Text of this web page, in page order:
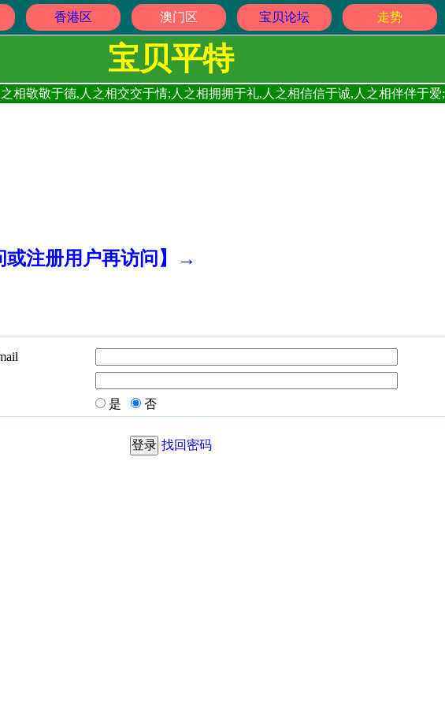
香港区 澳门区 宝贝论坛 走势
宝贝平特
相敬敬于德,人之相交交于情;人之相拥拥于礼,人之相信信于诚,人之相伴伴于爱;
或注册用户再访问】→
是 否
找回密码